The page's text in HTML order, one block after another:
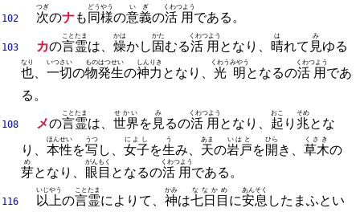
102 次
つぎ
のナも 同様
どうやう
の意義
いぎ
の活用
くわつよう
である。
103 カの言霊
ことたま
は、燥
かは
かし 固
かた
むる活用
くわつよう
となり、 晴
は
れて 見
み
ゆる
也
なり
、 一切
いつさい
の物
もの
発生
はつせい
の神力
しんりき
となり、 光明
くわうみやう
となるの活用
くわつよう
であ
る。
108 メの言霊
ことたま
は、世界
せかい
を 見
み
るの活用
くわつよう
となり、 起
おこ
り兆
そめ
とな
り、 本性
ほんせい
を写
うつ
し、 女子
によし
を生
う
み、 天
あま
の岩戸
いはと
を開
ひら
き、 草木
くさき
の
芽
め
となり、 眼目
がんもく
となるの活用
くわつよう
である。
116 以上
いじやう
の言霊
ことたま
によりて、神
かみ
は七日目
ななかめ
に安息
あんそく
したまふとい